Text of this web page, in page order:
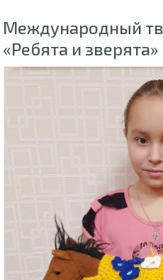
Международный
«Ребята и зверята»